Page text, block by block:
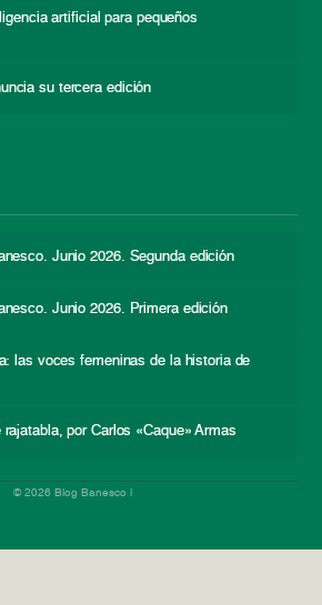
artificial para pequeños
su tercera edición
Junio 2026. Segunda edición
Junio 2026. Primera edición
las voces femeninas de la historia de
por Carlos «Caque» Armas
© 2026 Blog Banesco |